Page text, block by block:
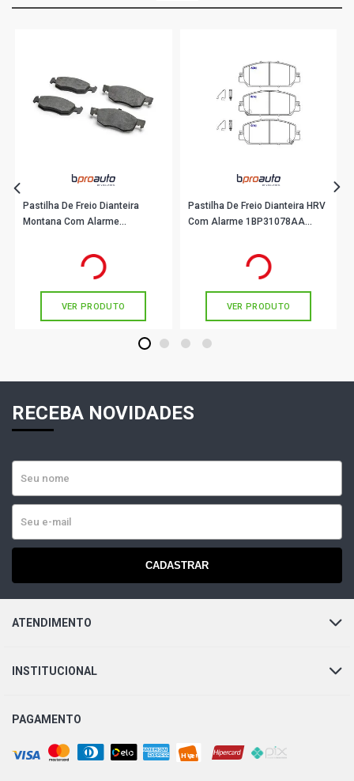
Pastilha De Freio Dianteira
Montana Com Alarme
em até 3x de
VER PRODUTO
Pastilha De Freio Dianteira HRV
Com Alarme 1BP31078AA
em até 4x de
VER PRODUTO
1 2 3 4
RECEBA NOVIDADES
CADASTRAR
ATENDIMENTO
INSTITUCIONAL
PAGAMENTO